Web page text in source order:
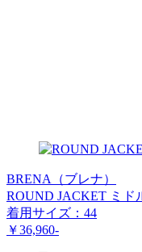
BRENA（ブレナ）
ROUND JACKET ミド
着用サイズ：44
￥36,960-